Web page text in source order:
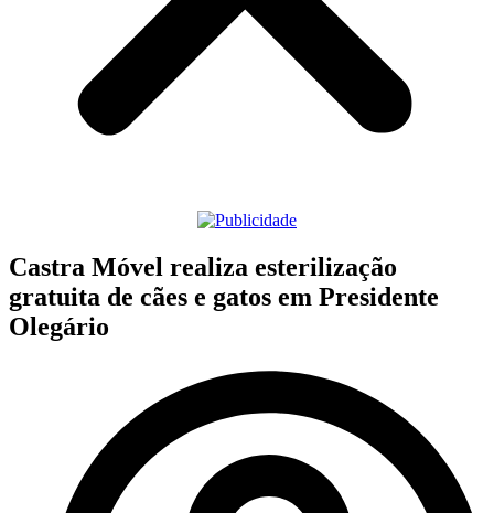
Castra Móvel realiza esterilização
gratuita de cães e gatos em Presidente
Olegário